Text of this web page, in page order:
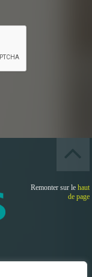
Remonter sur le haut
de page